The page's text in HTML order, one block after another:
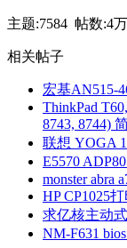
主题:7584 帖数:4万
相关帖子
宏基AN515-
ThinkPad
8743, 8744)
联想 YOGA
E5570
monster abra
HP CP1025
求亿核主动
NM-F631